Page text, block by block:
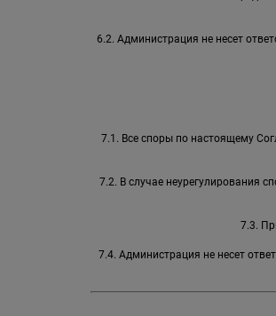
6.2. Администрация не несет
7.1. Все споры по настоящему
7.2. В случае неурегулирования
7.3.
7.4. Администрация не несет